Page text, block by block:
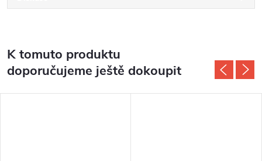
K tomuto produktu
doporučujeme ještě dokoupit